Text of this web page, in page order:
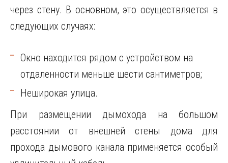
через стену. В основном, это осуществляется в
следующих случаях:
Окно находится рядом с устройством на
отдаленности меньше шести сантиметров;
Неширокая улица.
При размещении дымохода на большом
расстоянии от внешней стены дома для
прохода дымового канала применяется особый